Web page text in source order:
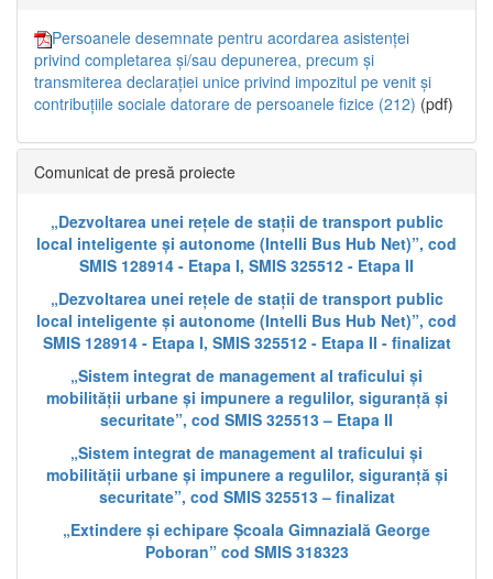
Persoanele desemnate pentru acordarea asistenței
privind completarea și/sau depunerea, precum și
transmiterea declarației unice privind impozitul pe venit și
contribuțiile sociale datorare de persoanele fizice (212) (pdf)
Comunicat de presă proiecte
„Dezvoltarea unei rețele de stații de transport public
local inteligente și autonome (Intelli Bus Hub Net)”, cod
SMIS 128914 - Etapa I, SMIS 325512 - Etapa II
„Dezvoltarea unei rețele de stații de transport public
local inteligente și autonome (Intelli Bus Hub Net)”, cod
SMIS 128914 - Etapa I, SMIS 325512 - Etapa II - finalizat
„Sistem integrat de management al traficului și
mobilității urbane și impunere a regulilor, siguranță și
securitate”, cod SMIS 325513 – Etapa II
„Sistem integrat de management al traficului și
mobilității urbane și impunere a regulilor, siguranță și
securitate”, cod SMIS 325513 – finalizat
„Extindere și echipare Școala Gimnazială George
Poboran” cod SMIS 318323